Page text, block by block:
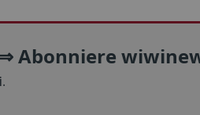
Abonniere
.